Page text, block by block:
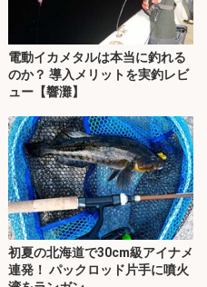
電動イカメタルは本当に釣れる
のか？ 導入メリットを実釣レビ
ュー【響灘】
初夏の北海道で30cm級アイナメ
連発！ パックロッド片手に噴火